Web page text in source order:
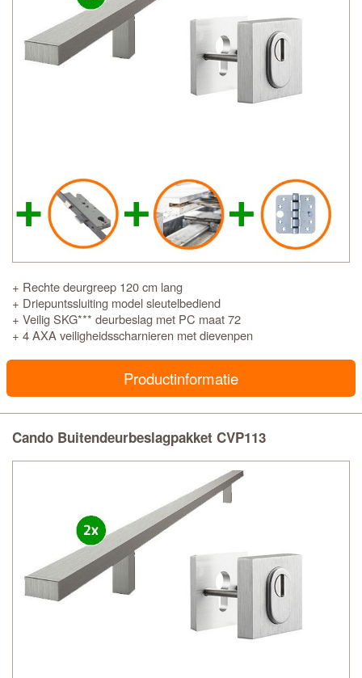
+ Rechte deurgreep 120 cm lang
+ Driepuntssluiting model sleutelbediend
+ Veilig SKG*** deurbeslag met PC maat 72
+ 4 AXA veiligheidsscharnieren met dievenpen
Productinformatie
Cando Buitendeurbeslagpakket CVP113